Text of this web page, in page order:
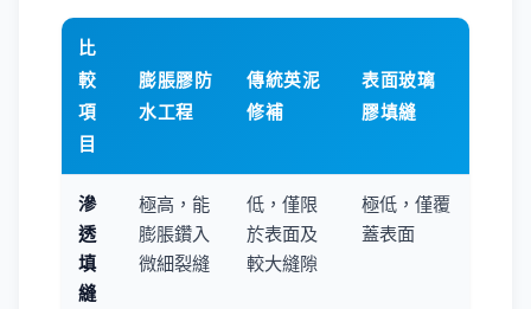
比
較
項
目
膨脹膠防
水工程
傳統英泥
修補
表面玻璃
膠填縫
滲
透
填
縫
極高，能
膨脹鑽入
微細裂縫
低，僅限
於表面及
較大縫隙
極低，僅覆
蓋表面